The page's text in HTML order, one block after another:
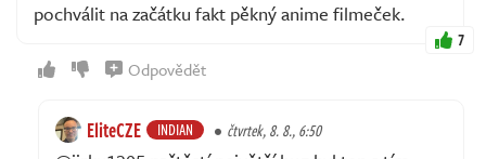
pochválit na začátku fakt pěkný anime filmeček.
7
Odpovědět
EliteCZE INDIAN čtvrtek, 8. 8., 6:50